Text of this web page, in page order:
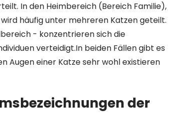
In den Heimbereich (Bereich Familie),
häufig unter mehreren Katzen geteilt.
- konzentrieren sich die
verteidigt.In beiden Fällen gibt es
Augen einer Katze sehr wohl existieren
der